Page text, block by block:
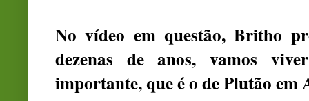
No vídeo em questão, Britho
dezenas de anos, vamos
importante, que é o de Plutão em